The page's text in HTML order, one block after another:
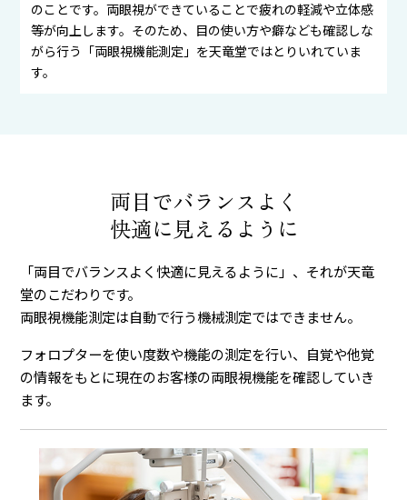
のことです。両眼視ができていることで疲れの軽減や立体感
等が向上します。そのため、目の使い方や癖なども確認しな
がら行う「両眼視機能測定」を天竜堂ではとりいれていま
す。
両目でバランスよく
快適に見えるように
「両目でバランスよく快適に見えるように」、それが天竜
堂のこだわりです。
両眼視機能測定は自動で行う機械測定ではできません。
フォロプターを使い度数や機能の測定を行い、自覚や他覚
の情報をもとに現在のお客様の両眼視機能を確認していき
ます。